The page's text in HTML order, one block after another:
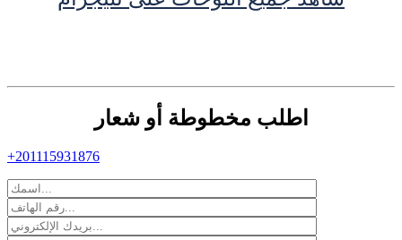
اطلب مخطوطة أو شعار
+201115931876